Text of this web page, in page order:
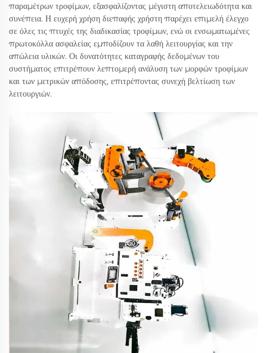
παραμέτρων τροφίμων, εξασφαλίζοντας μέγιστη αποτελειωδότητα και
συνέπεια. Η ευχερή χρήση διεπαφής χρήστη παρέχει επιμελή έλεγχο
σε όλες τις πτυχές της διαδικασίας τροφίμων, ενώ οι ενσωματωμένες
πρωτοκόλλα ασφαλείας εμποδίζουν τα λαθή λειτουργίας και την
απώλεια υλικών. Οι δυνατότητες καταγραφής δεδομένων του
συστήματος επιτρέπουν λεπτομερή ανάλυση των μορφών τροφίμων
και των μετρικών απόδοσης, επιτρέποντας συνεχή βελτίωση των
λειτουργιών.